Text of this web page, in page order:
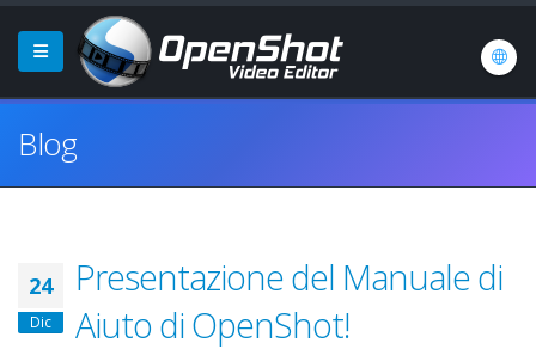
Blog
24
Dic
Presentazione del Manuale di
Aiuto di OpenShot!